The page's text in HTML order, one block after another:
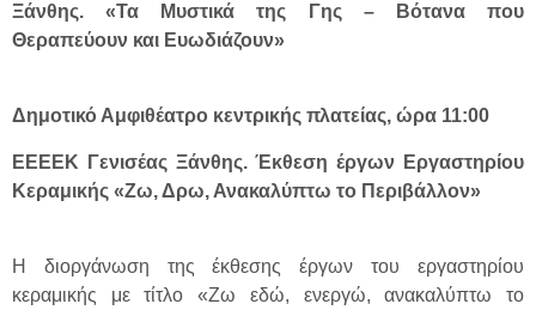
Ξάνθης. «Τα Μυστικά της Γης – Βότανα που
Θεραπεύουν και Ευωδιάζουν»
Δημοτικό Αμφιθέατρο κεντρικής πλατείας, ώρα 11:00
ΕΕΕΕΚ Γενισέας Ξάνθης. Έκθεση έργων Εργαστηρίου
Κεραμικής «Ζω, Δρω, Ανακαλύπτω το Περιβάλλον»
Η διοργάνωση της έκθεσης έργων του εργαστηρίου
κεραμικής με τίτλο «Ζω εδώ, ενεργώ, ανακαλύπτω το